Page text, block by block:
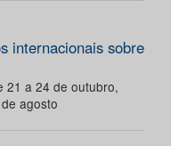
internacionais sobre
21 a 24 de outubro,
agosto